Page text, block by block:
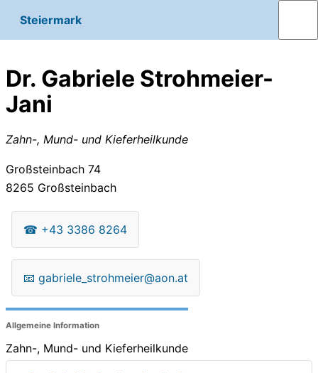
Steiermark
Dr. Gabriele Strohmeier-
Jani
Zahn-, Mund- und Kieferheilkunde
Großsteinbach 74
8265 Großsteinbach
☎ +43 3386 8264
📧 gabriele_strohmeier@aon.at
Allgemeine Information
Zahn-, Mund- und Kieferheilkunde